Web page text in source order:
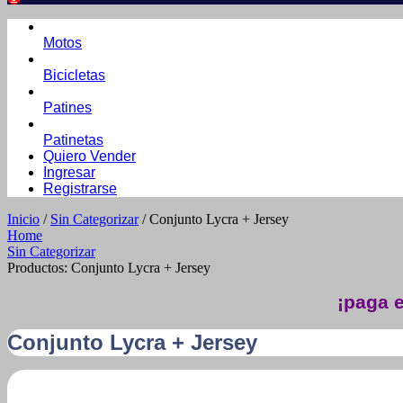
Motos
Bicicletas
Patines
Patinetas
Quiero Vender
Ingresar
Registrarse
Inicio / Sin Categorizar/ Conjunto Lycra + Jersey
Home
Sin Categorizar
Productos: Conjunto Lycra + Jersey
¡paga
Conjunto Lycra + Jersey